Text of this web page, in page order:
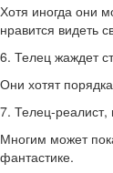
Хотя иногда они
нравится видеть
6. Телец жаждет
Они хотят
7. Телец-
Многим может
фантастике.